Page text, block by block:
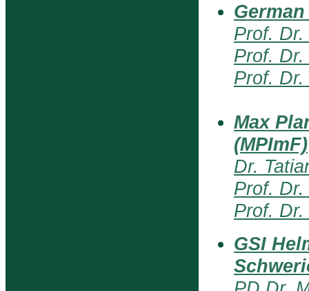
Prof.
Prof.
Prof.
Max
(MPImF)
Dr.
Prof.
Prof.
GSI